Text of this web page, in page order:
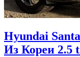
Hyundai
Из Кореи 2.5